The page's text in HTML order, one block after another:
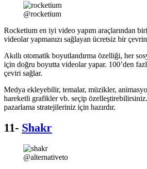
@rocketium
Rocketium en iyi video yapım araçlarından
videolar yapmanızı sağlayan ücretsiz bir
Akıllı otomatik boyutlandırma özelliği, her
için doğru boyutta videolar yapar. 100’den
çeviri sağlar.
Medya ekleyebilir, temalar, müzikler,
hareketli grafikler vb. seçip
pazarlama stratejileriniz için hazırdır.
11- Shakr
@alternativeto